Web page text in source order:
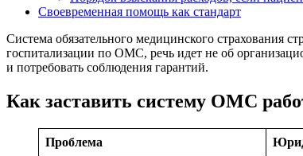
Своевременная помощь как стандарт
Система обязательного медицинского страхования
госпитализации по ОМС, речь идет не об
и потребовать соблюдения гарантий.
Как заставить систему ОМС
Проблема